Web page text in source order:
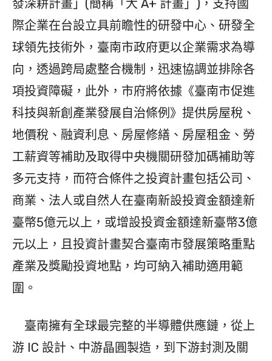
發深耕計畫」(簡稱「大 A+ 計畫」)，支持國
際企業在台設立具前瞻性的研發中心、研發全
球領先技術外，臺南市政府更以企業需求為導
向，透過跨局處整合機制，迅速協調並排除各
項投資障礙，此外，市府將依據《臺南市促進
科技與新創產業發展自治條例》提供房屋稅、
地價稅、融資利息、房屋修繕、房屋租金、勞
工薪資等補助及取得中央機關研發加碼補助等
多元支持，而符合條件之投資計畫包括公司、
商業、法人或自然人在臺南新設投資金額達新
臺幣5億元以上，或增設投資金額達新臺幣3億
元以上，且投資計畫契合臺南市發展策略重點
產業及獎勵投資地點，均可納入補助適用範
圍。
臺南擁有全球最完整的半導體供應鏈，從上
游 IC 設計、中游晶圓製造，到下游封測及關